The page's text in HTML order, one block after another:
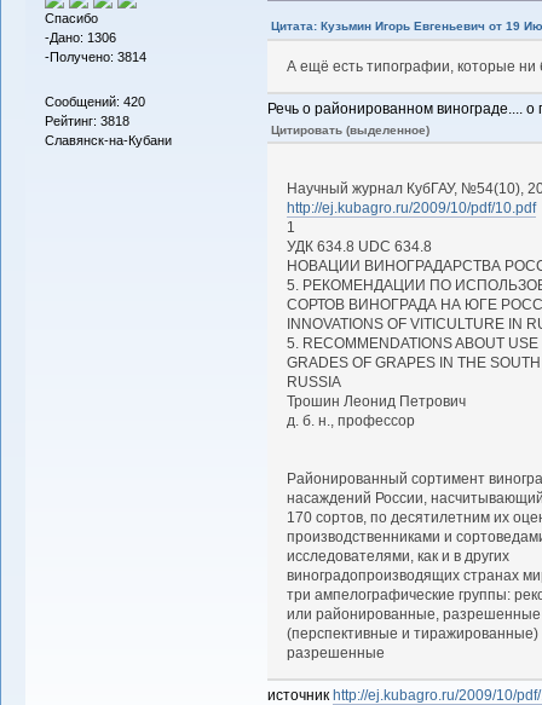
Спасибо
-Дано: 1306
-Получено: 3814
Сообщений: 420
Рейтинг: 3818
Славянск-на-Кубани
Цитата: Кузьмин Игорь Евгеньевич от 19
А ещё есть типографии, которые ни
Речь о районированном винограде.... о
Цитировать (выделенное)
Научный журнал КубГАУ, №54(10),
http://ej.kubagro.ru/2009/10/pdf/10.pdf
1
УДК 634.8 UDC 634.8
НОВАЦИИ ВИНОГРАДАРСТВА
5. РЕКОМЕНДАЦИИ ПО
СОРТОВ ВИНОГРАДА НА ЮГЕ
INNOVATIONS OF VITICULTURE IN
5. RECOMMENDATIONS ABOUT USE
GRADES OF GRAPES IN THE
RUSSIA
Трошин Леонид Петрович
д. б. н., профессор
Районированный сортимент
насаждений России,
170 сортов, по десятилетним их
производственниками и
исследователями, как и в других
виноградопроизводящих странах
три ампелографические группы:
или районированные, разрешенные
(перспективные и
разрешенные
источник http://ej.kubagro.ru/2009/10/